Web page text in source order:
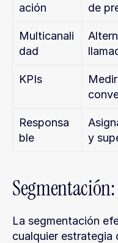
ación
de
Multicanali
dad
KPIs
Responsa
ble
y
La segmentación
cualquier estrategia